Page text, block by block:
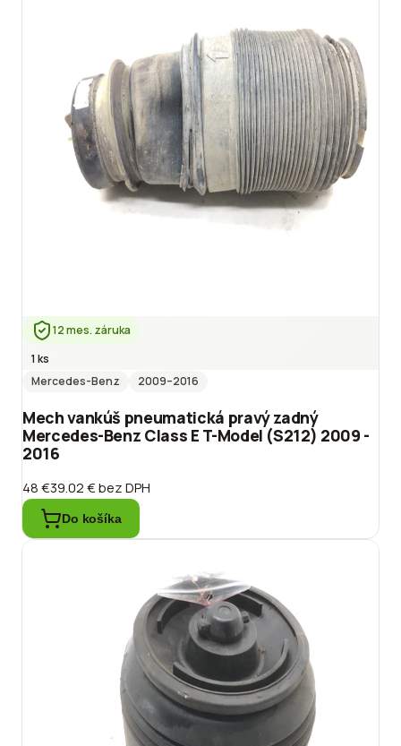
12 mes. záruka
1 ks
Mercedes-Benz
2009–2016
Mech vankúš pneumatická pravý zadný
Mercedes-Benz Class E T-Model (S212) 2009 -
2016
48 €39.02 €bez DPH
Do košíka